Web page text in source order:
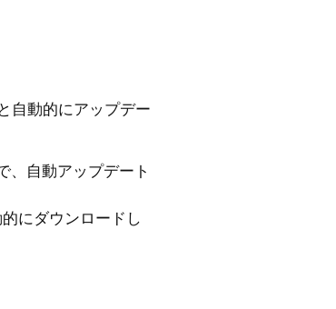
自動的にアップデー
、自動アップデート
にダウンロードし